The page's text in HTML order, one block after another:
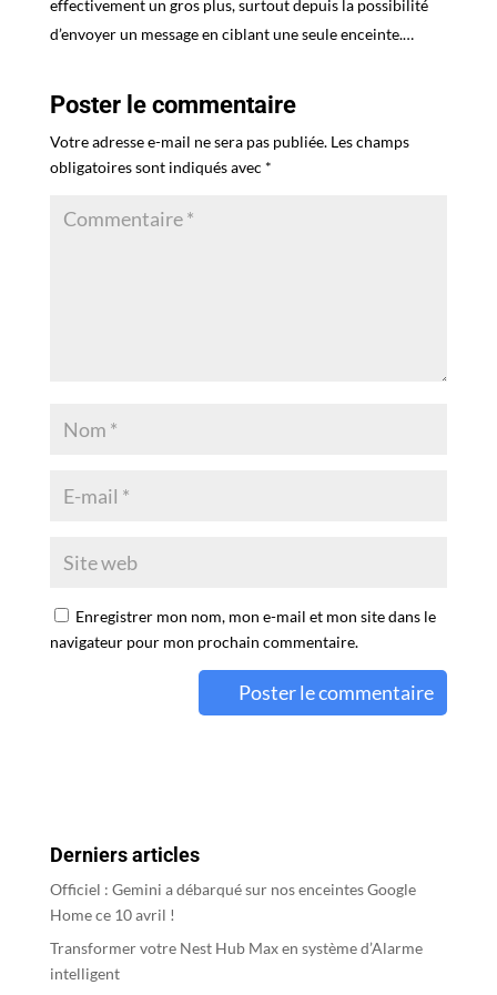
effectivement un gros plus, surtout depuis la possibilité
d’envoyer un message en ciblant une seule enceinte.…
Poster le commentaire
Votre adresse e-mail ne sera pas publiée. Les champs
obligatoires sont indiqués avec *
Enregistrer mon nom, mon e-mail et mon site dans le
navigateur pour mon prochain commentaire.
n
a
t
v
e
Derniers articles
Officiel : Gemini a débarqué sur nos enceintes Google
Home ce 10 avril !
Transformer votre Nest Hub Max en système d’Alarme
intelligent